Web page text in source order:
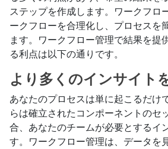
ステップを作成します。ワークフロ
ークフローを合理化し、プロセスを
ます。ワークフロー管理で結果を提
る利点は以下の通りです。
より多くのインサイト
あなたのプロセスは単に起こるだけ
らは確立されたコンポーネントのセ
合、あなたのチームが必要とするイ
す。ワークフロー管理は、データを